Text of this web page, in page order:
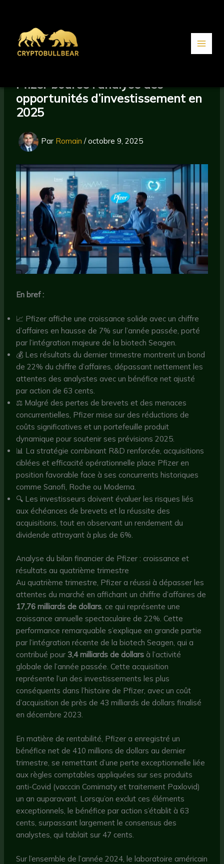
Pfizer bourse : analyse des
opportunités d’investissement en
2025
Par Romain/octobre 9, 2025
En bref :
📈 Pfizer affiche une croissance solide avec un chiffre
d’affaires en hausse de 7% sur l’année passée, porté
par l’intégration majeure de la biotech Seagen.
💰 Les résultats du dernier trimestre montrent un bond
de 22% du chiffre d’affaires, dépassant nettement les
attentes des analystes avec un bénéfice net ajusté
par action de 63 cents.
⚖️ Malgré des pertes de brevets et des menaces
concurrentielles, Pfizer mise sur des réductions de
coûts significatives et un portefeuille produit
dynamique pour soutenir ses prévisions 2025.
📊 La stratégie combinant R&D renforcée, acquisitions
ciblées et efficacité opérationnelle place Pfizer en
position favorable face à ses concurrents historiques
comme Sanofi, Roche ou Moderna.
🔍 Les investisseurs doivent évaluer les risques liés
aux échéances de brevets et la réussite des
acquisitions, tout en observant un rendement du
dividende attrayant à plus de 6%.
Analyse du bilan financier de Pfizer : croissance et
résultats au quatrième trimestre
Au quatrième trimestre, Pfizer a réussi à dépasser les
attentes du marché en affichant un chiffre d’affaires de
17,76 milliards de dollars, ce qui représente une
croissance annuelle spectaculaire de 22%. Cette
performance remarquable s’explique en grande partie
par l’intégration récente de la biotech Seagen, qui a
contribué pour 3,4 milliards de dollars à l’activité
globale de l’année passée. Cette acquisition
représente l’un des investissements les plus
conséquents dans l’histoire de Pfizer, avec un coût
d’acquisition de près de 43 milliards de dollars finalisé
en décembre 2023.
En matière de rentabilité, Pfizer a enregistré un
bénéfice net de 410 millions de dollars au dernier
trimestre, se remettant d’une perte exceptionnelle liée
aux règles comptables appliquées sur ses produits
anti-Covid (vacccin Comirnaty et traitement Paxlovid)
un an auparavant. Lorsqu’on exclut ces éléments
exceptionnels, le bénéfice par action s’établit à 63
cents, surpassant largement le consensus des
analystes, qui tablait sur 47 cents.
Sur l’ensemble de l’année 2024, le laboratoire américain